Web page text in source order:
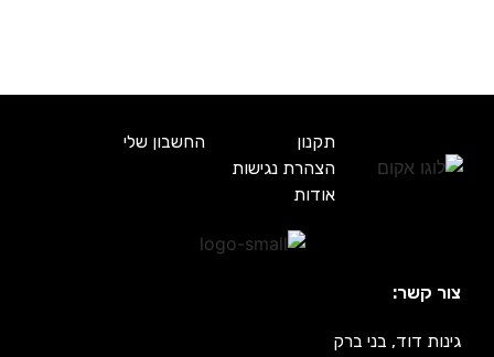
תקנון
החשבון שלי
הצהרת נגישות
אודות
צור קשר:
גינות דוד, בני ברק